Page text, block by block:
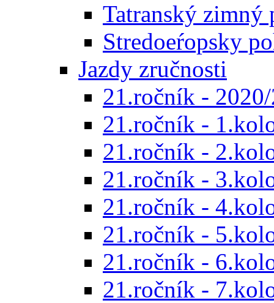
Tatranský zimný
Stredoeŕopsky
Jazdy zručnosti
21.ročník -
21.ročník -
21.ročník -
21.ročník -
21.ročník -
21.ročník -
21.ročník -
21.ročník -